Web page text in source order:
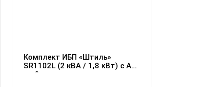
Комплект ИБП «Штиль»
SR1102L (2 кВА / 1,8 кВт) c АБ
на 8 часов